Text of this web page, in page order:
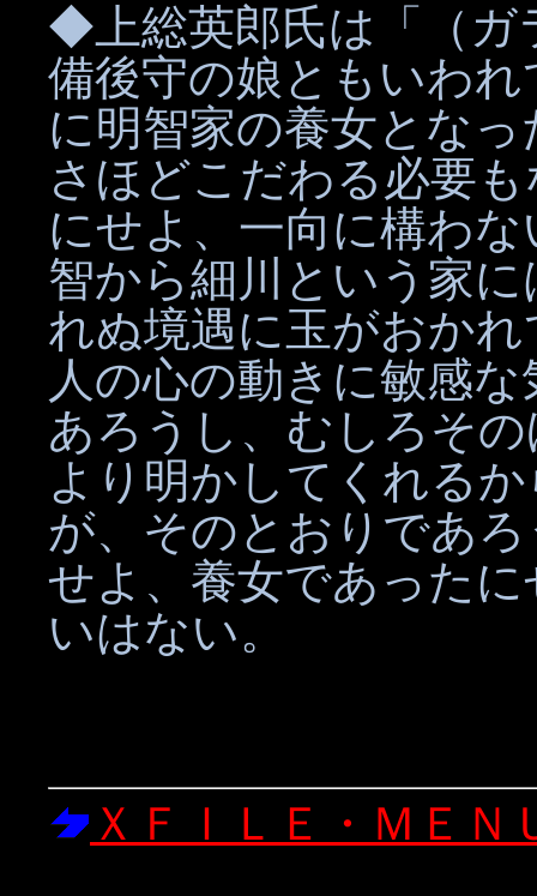
◆上総英郎氏は「（ガ
備後守の娘ともいわ
に明智家の養女とな
さほどこだわる必要
にせよ、一向に構わ
智から細川という家
れぬ境遇に玉がおか
人の心の動きに敏感
あろうし、むしろそ
より明かしてくれる
が、そのとおりであ
せよ、養女であった
いはない。
ＸＦＩＬＥ・ＭＥＮ